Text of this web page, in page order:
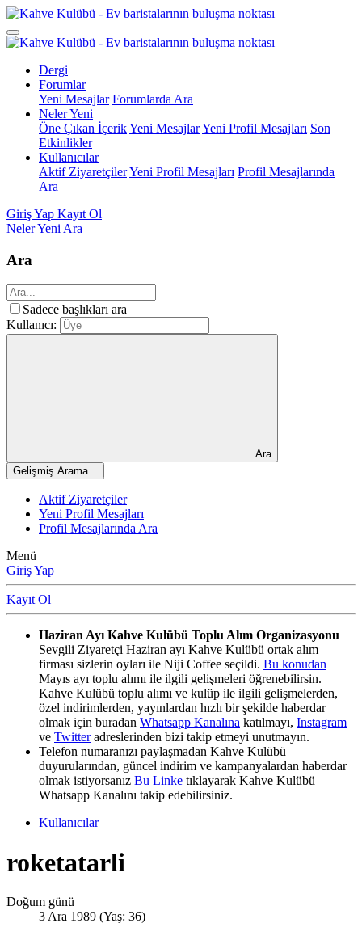
Dergi
Forumlar
Yeni Mesajlar Forumlarda Ara
Neler Yeni
Öne Çıkan İçerikYeni MesajlarYeni Profil Mesajları Son
Etkinlikler
Kullanıcılar
Aktif ZiyaretçilerYeni Profil Mesajları Profil Mesajlarında
Ara
Giriş Yap Kayıt Ol
Neler Yeni Ara
Ara
Sadece başlıkları ara
Kullanıcı:
Ara
Gelişmiş Arama...
Aktif Ziyaretçiler
Yeni Profil Mesajları
Profil Mesajlarında Ara
Menü
Giriş Yap
Kayıt Ol
Haziran Ayı Kahve Kulübü Toplu Alım Organizasyonu
Sevgili Ziyaretçi Haziran ayı Kahve Kulübü ortak alım
firması sizlerin oyları ile Niji Coffee seçildi. Bu konudan
Mayıs ayı toplu alımı ile ilgili gelişmeleri öğrenebilirsin.
Kahve Kulübü toplu alımı ve kulüp ile ilgili gelişmelerden,
özel indirimlerden, yayınlardan hızlı bir şekilde haberdar
olmak için buradan Whatsapp Kanalına katılmayı, Instagram
ve Twitteradreslerinden bizi takip etmeyi unutmayın.
Telefon numaranızı paylaşmadan Kahve Kulübü
duyurularından, güncel indirim ve kampanyalardan haberdar
olmak istiyorsanız Bu Linke tıklayarak Kahve Kulübü
Whatsapp Kanalını takip edebilirsiniz.
Kullanıcılar
roketatarli
Doğum günü
3 Ara 1989 (Yaş: 36)